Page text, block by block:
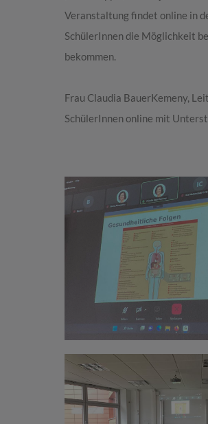
Veranstaltung findet online in
SchülerInnen die Möglichkeit
bekommen.
Frau Claudia BauerKemeny,
SchülerInnen online mit